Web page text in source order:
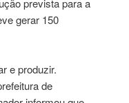
prevista para a
gerar 150
e produzir.
de